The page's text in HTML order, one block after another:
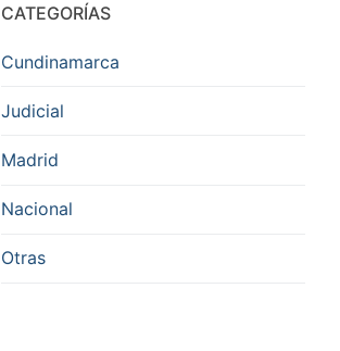
CATEGORÍAS
Cundinamarca
Judicial
Madrid
Nacional
Otras